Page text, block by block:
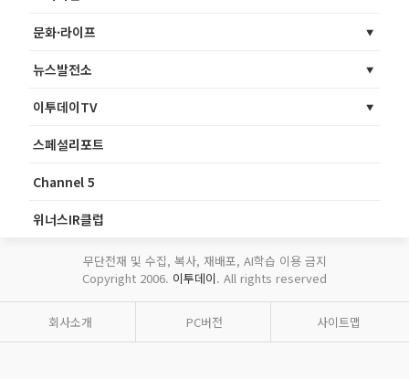
문화·라이프
뉴스발전소
이투데이TV
스페셜리포트
Channel 5
위너스IR클럽
무단전재 및 수집, 복사, 재배포, AI학습 이용 금지
Copyright 2006. 이투데이. All rights reserved
회사소개 PC버전 사이트맵